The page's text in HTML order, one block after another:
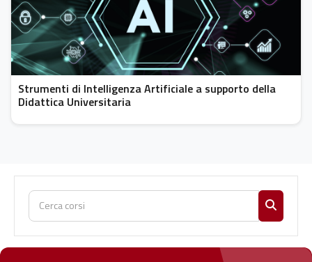
Strumenti di Intelligenza Artificiale a supporto della
Didattica Universitaria
Cerca corsi
Cerca